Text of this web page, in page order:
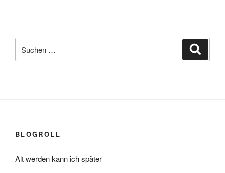
nach:
BLOGROLL
Alt werden kann ich später